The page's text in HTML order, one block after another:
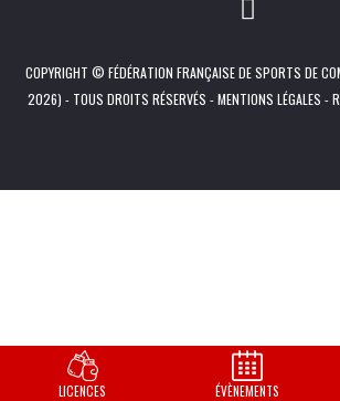
COPYRIGHT © FÉDÉRATION FRANÇAISE DE SPORTS DE
2026) - TOUS DROITS RÉSERVÉS -MENTIONS LÉGALES -
LICENCES ÉVÈNEMENTS